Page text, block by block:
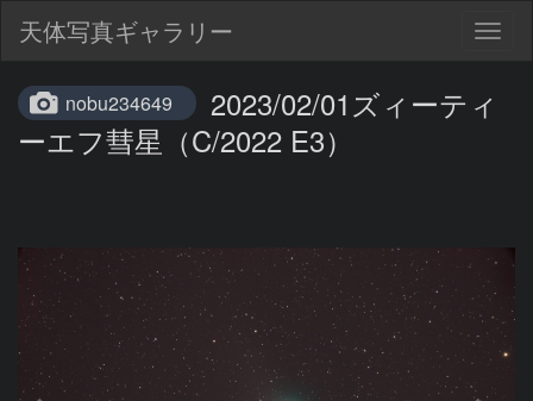
天体写真ギャラリー
nobu234649
2023/02/01ズィーティ
ーエフ彗星（C/2022 E3）